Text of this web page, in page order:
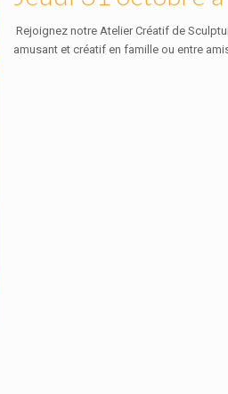
Rejoignez notre Atelier Créatif de
amusant et créatif en famille ou entre